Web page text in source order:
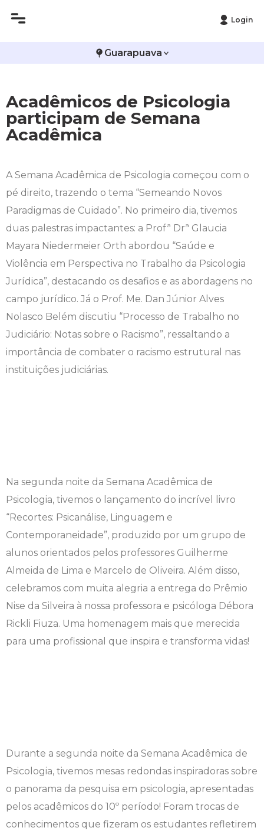
Login
Guarapuava
Acadêmicos de Psicologia
participam de Semana
Acadêmica
A Semana Acadêmica de Psicologia começou com o
pé direito, trazendo o tema “Semeando Novos
Paradigmas de Cuidado”. No primeiro dia, tivemos
duas palestras impactantes: a Profª Drª Glaucia
Mayara Niedermeier Orth abordou “Saúde e
Violência em Perspectiva no Trabalho da Psicologia
Jurídica”, destacando os desafios e as abordagens no
campo jurídico. Já o Prof. Me. Dan Júnior Alves
Nolasco Belém discutiu “Processo de Trabalho no
Judiciário: Notas sobre o Racismo”, ressaltando a
importância de combater o racismo estrutural nas
instituições judiciárias.
Na segunda noite da Semana Acadêmica de
Psicologia, tivemos o lançamento do incrível livro
“Recortes: Psicanálise, Linguagem e
Contemporaneidade”, produzido por um grupo de
alunos orientados pelos professores Guilherme
Almeida de Lima e Marcelo de Oliveira. Além disso,
celebramos com muita alegria a entrega do Prêmio
Nise da Silveira à nossa professora e psicóloga Débora
Rickli Fiuza. Uma homenagem mais que merecida
para uma profissional que inspira e transforma vidas!
Durante a segunda noite da Semana Acadêmica de
Psicologia, tivemos mesas redondas inspiradoras sobre
o panorama da pesquisa em psicologia, apresentadas
pelos acadêmicos do 10º período! Foram trocas de
conhecimentos que fizeram os estudantes refletirem
Infraestrutura
Editais
Biomedicina
Ciências Contábeis
Enfermagem
Engenharia Agronômica
Engenharia de Software
Engenharia Elétrica
Engenharia Mecânica
Farmácia
Nutrição
Psicologia
Publicidade e Propaganda
Atividades Complementares e Sociais
Biblioteca
Calendário de Provas
Carteirinha de Estudante
Ensalamento
Horário de Aulas
Manual do Acadêmico
Manual de Formatura
Ouvidoria
Segunda Chamada
Seguro Escolar
Sapien
Simulado Preparatório
CPA
COLAP
Comitê de Ética em Pesquisa
Diploma Digital
Editais
Extensão
Infocampo
Intercampo
Portal do RH
Programa de Monitoria
Publicações Científicas
Revistas Campo Real
WhatsApp Campo Real